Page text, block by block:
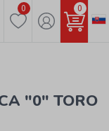
0 0
"0" TORO